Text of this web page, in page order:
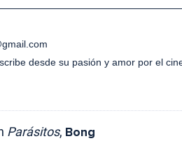
desde su pasión y amor por el
Parásitos, Bong